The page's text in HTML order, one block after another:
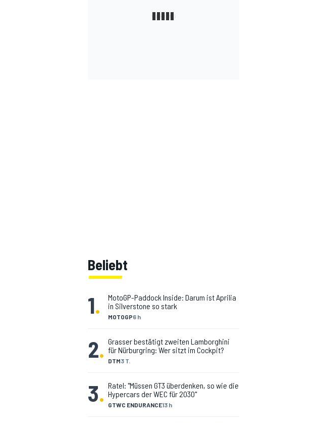
Beliebt
1. MOTOGP6 h
MotoGP-Paddock Inside: Darum ist Aprilia
in Silverstone so stark
2. DTM3 T.
Grasser bestätigt zweiten Lamborghini
für Nürburgring: Wer sitzt im Cockpit?
3. GTWC ENDURANCE13 h
Ratel: "Müssen GT3 überdenken, so wie die
Hypercars der WEC für 2030"